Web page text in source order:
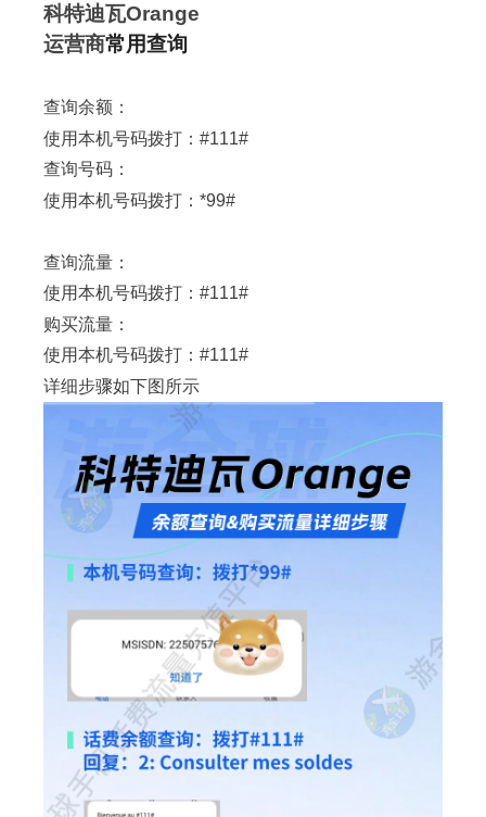
科特迪瓦Orange
运营商常用查询
查询余额：
使用本机号码拨打：#111#
查询号码：
使用本机号码拨打：*99#
查询流量：
使用本机号码拨打： #111#
购买流量：
使用本机号码拨打： #111#
详细步骤如下图所示